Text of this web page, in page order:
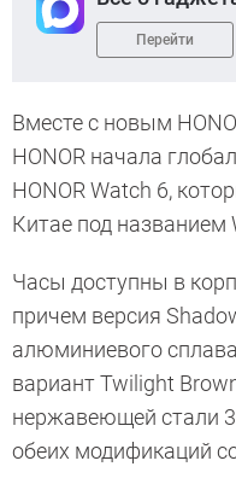
Перейти
Вместе с новым
HONOR начала
HONOR Watch 6,
Китае под названием
Часы доступны в
причем версия
алюминиевого
вариант Twilight
нержавеющей стали
обеих модификаций